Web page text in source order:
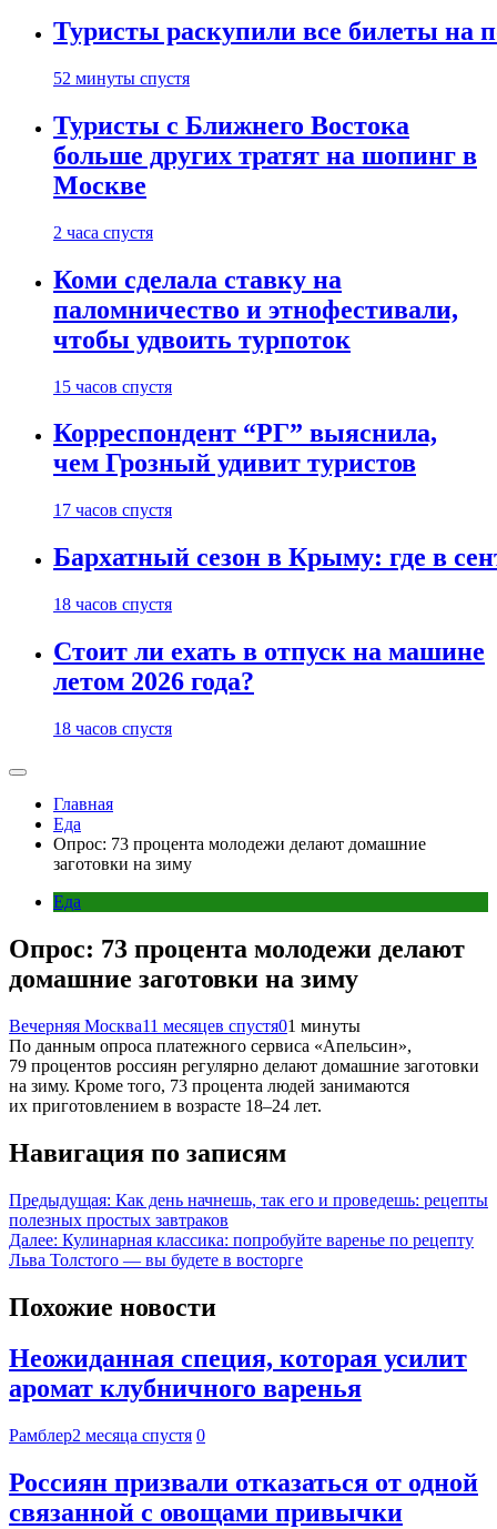
Туристы раскупили все билеты на
52 минуты спустя
Туристы с Ближнего Востока
больше других тратят на шопинг в
Москве
2 часа спустя
Коми сделала ставку на
паломничество и этнофестивали,
чтобы удвоить турпоток
15 часов спустя
Корреспондент “РГ” выяснила,
чем Грозный удивит туристов
17 часов спустя
Бархатный сезон в Крыму: где в
18 часов спустя
Стоит ли ехать в отпуск на машине
летом 2026 года?
18 часов спустя
Главная
Еда
Опрос: 73 процента молодежи делают домашние
заготовки на зиму
Еда
Опрос: 73 процента молодежи делают
домашние заготовки на зиму
Вечерняя Москва11 месяцев спустя01 минуты
По данным опроса платежного сервиса «Апельсин»,
79 процентов россиян регулярно делают домашние заготовки
на зиму. Кроме того, 73 процента людей занимаются
их приготовлением в возрасте 18–24 лет.
Навигация по записям
Предыдущая: Как день начнешь, так его и проведешь: рецепты
полезных простых завтраков
Далее: Кулинарная классика: попробуйте варенье по рецепту
Льва Толстого — вы будете в восторге
Похожие новости
Неожиданная специя, которая усилит
аромат клубничного варенья
Рамблер2 месяца спустя 0
Россиян призвали отказаться от одной
связанной с овощами привычки